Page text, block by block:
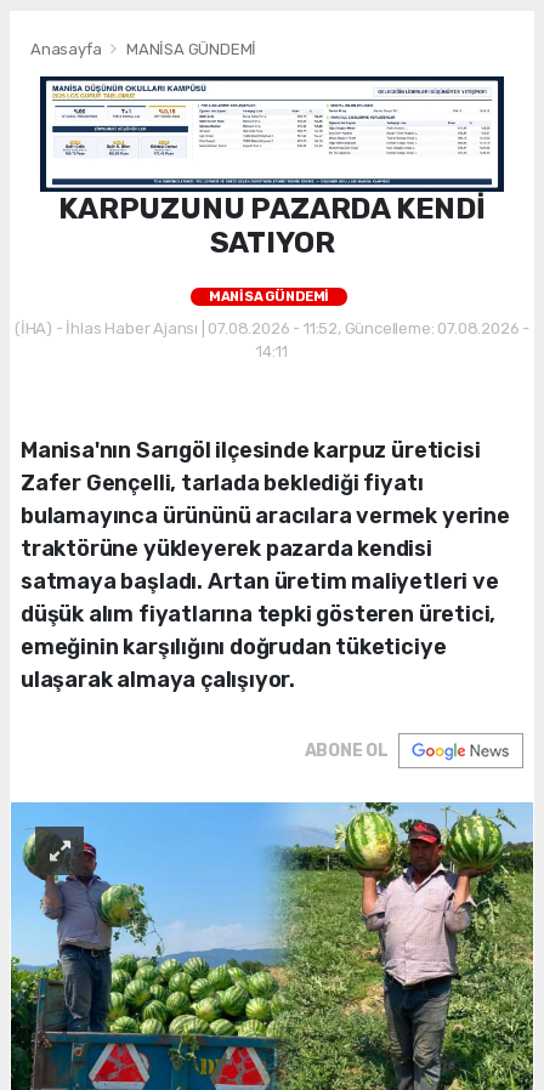
Anasayfa MANİSA GÜNDEMİ
KARPUZUNU PAZARDA KENDİ
SATIYOR
MANİSA GÜNDEMİ
(İHA) - İhlas Haber Ajansı | 07.08.2026 - 11:52, Güncelleme: 07.08.2026 -
14:11
Manisa'nın Sarıgöl ilçesinde karpuz üreticisi
Zafer Gençelli, tarlada beklediği fiyatı
bulamayınca ürününü aracılara vermek yerine
traktörüne yükleyerek pazarda kendisi
satmaya başladı. Artan üretim maliyetleri ve
düşük alım fiyatlarına tepki gösteren üretici,
emeğinin karşılığını doğrudan tüketiciye
ulaşarak almaya çalışıyor.
ABONE OL